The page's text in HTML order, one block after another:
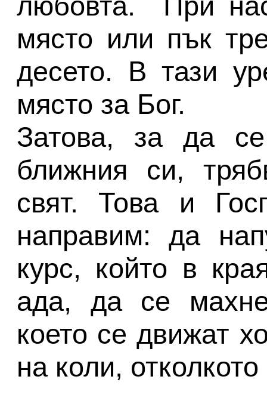
място или пък
десето. В тази
място за Бог.
Затова, за да
ближния си,
свят. Това и
направим: да
курс, който в
ада, да се
което се движат
на коли,